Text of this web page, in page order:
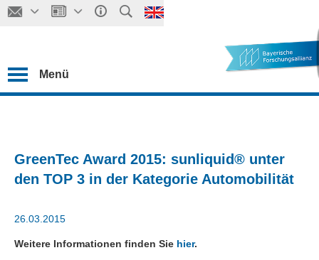
Menü
GreenTec Award 2015: sunliquid® unter
den TOP 3 in der Kategorie Automobilität
26.03.2015
Weitere Informationen finden Sie hier.